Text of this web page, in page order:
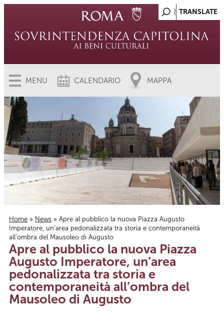
MENU CALENDARIO MAPPA
Tu sei qui
Home » News » Apre al pubblico la nuova Piazza Augusto
Imperatore, un’area pedonalizzata tra storia e contemporaneità
all’ombra del Mausoleo di Augusto
Apre al pubblico la nuova Piazza
Augusto Imperatore, un’area
pedonalizzata tra storia e
contemporaneità all’ombra del
Mausoleo di Augusto